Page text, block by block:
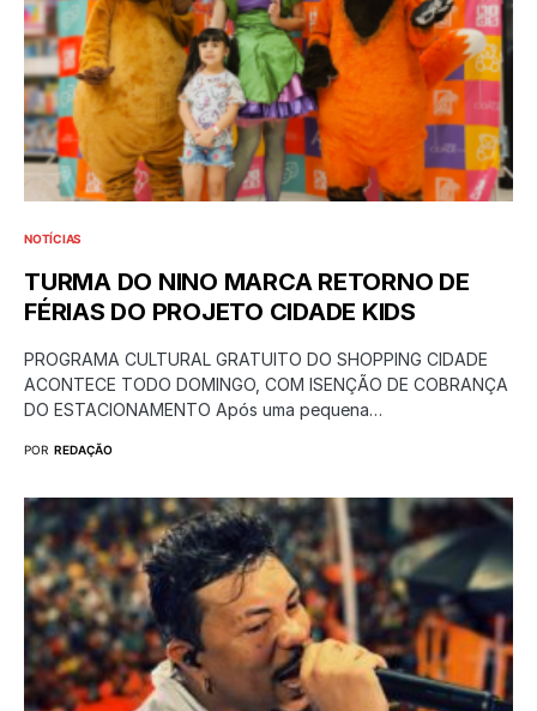
NOTÍCIAS
TURMA DO NINO MARCA RETORNO DE
FÉRIAS DO PROJETO CIDADE KIDS
PROGRAMA CULTURAL GRATUITO DO SHOPPING CIDADE
ACONTECE TODO DOMINGO, COM ISENÇÃO DE COBRANÇA
DO ESTACIONAMENTO Após uma pequena…
POR REDAÇÃO